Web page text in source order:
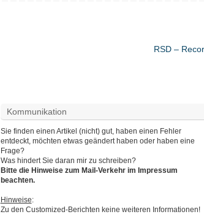
RSD –
Kommunikation
Sie finden einen Artikel (nicht) gut, haben einen Fehler
entdeckt, möchten etwas geändert haben oder haben eine
Frage?
Was hindert Sie daran mir zu schreiben?
Bitte die Hinweise zum Mail-Verkehr im Impressum
beachten.
Hinweise:
Zu den Customized-Berichten keine weiteren Informationen!